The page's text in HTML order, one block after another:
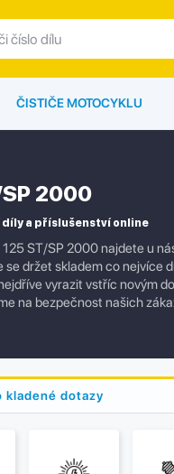
ČISTIČE MOTOCYKLU
2000
díly a příslušenství online
ST/SP 2000 najdete u
držet skladem co nejvíce
vyrazit vstříc novým
na bezpečnost našich
kladené dotazy